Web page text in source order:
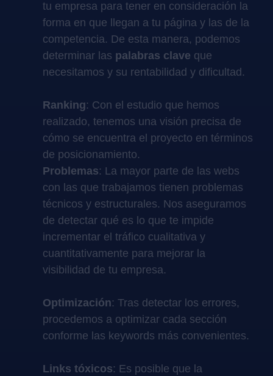
tu empresa para tener en consideración la
forma en que llegan a tu página y las de la
competencia. De esta manera, podemos
determinar las palabras clave que
necesitamos y su rentabilidad y dificultad.
Ranking: Con el estudio que hemos
realizado, tenemos una visión precisa de
cómo se encuentra el proyecto en términos
de posicionamiento.
Problemas: La mayor parte de las webs
con las que trabajamos tienen problemas
técnicos y estructurales. Nos aseguramos
de detectar qué es lo que te impide
incrementar el tráfico cualitativa y
cuantitativamente para mejorar la
visibilidad de tu empresa.
Optimización: Tras detectar los errores,
procedemos a optimizar cada sección
conforme las keywords más convenientes.
Links tóxicos: Es posible que la